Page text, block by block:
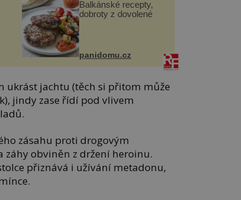
Balkánské recepty,
dobroty z dovolené
panidomu.cz
ukrást jachtu (těch si přitom může
jindy zase řídí pod vlivem
zásahu proti drogovým
záhy obviněn z držení heroinu.
přiznává i užívání metadonu,